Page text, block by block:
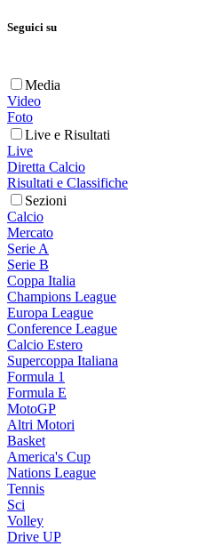
Seguici su
Media
Video
Foto
Live e Risultati
Live
Diretta Calcio
Risultati e Classifiche
Sezioni
Calcio
Mercato
Serie A
Serie B
Coppa Italia
Champions League
Europa League
Conference League
Calcio Estero
Supercoppa Italiana
Formula 1
Formula E
MotoGP
Altri Motori
Basket
America's Cup
Nations League
Tennis
Sci
Volley
Drive UP